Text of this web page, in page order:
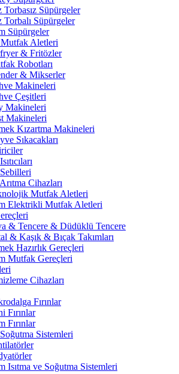
Torbasız Süpürgeler
Torbalı Süpürgeler
Süpürgeler
Aletleri
& Fritözler
Robotları
& Mikserler
Makineleri
Çeşitleri
Makineleri
Makineleri
Kızartma Makineleri
Sıkacakları
Cihazları
Mutfak Aletleri
Elektrikli Mutfak Aletleri
& Tencere & Düdüklü Tencere
& Kaşık & Bıçak Takımları
Hazırlık Gereçleri
Mutfak Gereçleri
Cihazları
Fırınlar
Fırınlar
Fırınlar
Sistemleri
Isıtma ve Soğutma Sistemleri